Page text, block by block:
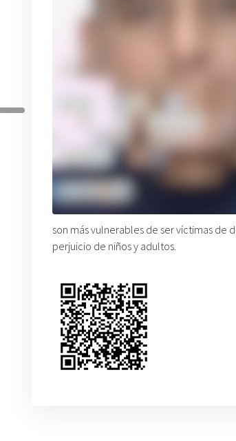
son más vulnerables de ser víctimas
perjuicio de niños y adultos.